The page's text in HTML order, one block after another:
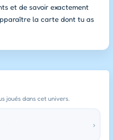
et de savoir exactement
la carte dont tu as
joués dans cet univers.
›